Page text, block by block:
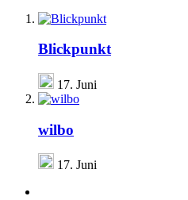
Blickpunkt
17. Juni
wilbo
17. Juni